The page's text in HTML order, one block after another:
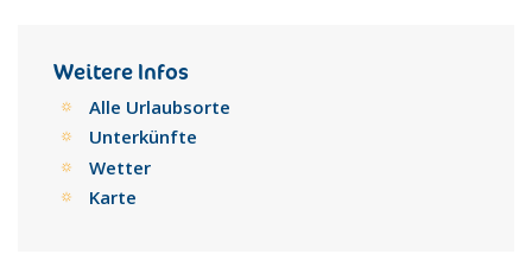
Weitere Infos
Alle Urlaubsorte
Unterkünfte
Wetter
Karte